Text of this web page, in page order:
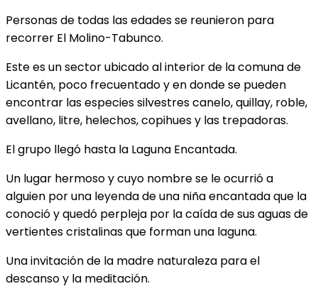
Personas de todas las edades se reunieron para
recorrer El Molino-Tabunco.
Este es un sector ubicado al interior de la comuna de
Licantén, poco frecuentado y en donde se pueden
encontrar las especies silvestres canelo, quillay, roble,
avellano, litre, helechos, copihues y las trepadoras.
El grupo llegó hasta la Laguna Encantada.
Un lugar hermoso y cuyo nombre se le ocurrió a
alguien por una leyenda de una niña encantada que la
conoció y quedó perpleja por la caída de sus aguas de
vertientes cristalinas que forman una laguna.
Una invitación de la madre naturaleza para el
descanso y la meditación.